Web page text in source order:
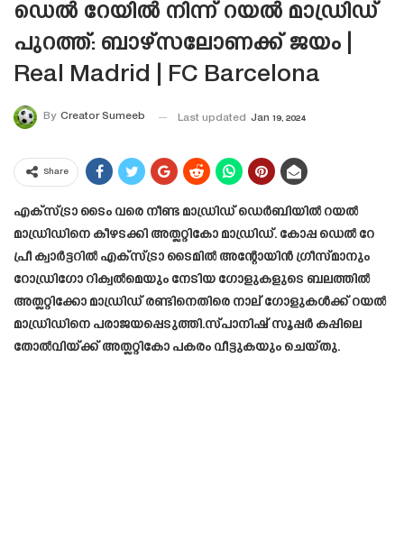
ഡെല്‍ റേയില്‍ നിന്ന് റയല്‍ മാഡ്രിഡ്
പുറത്ത്: ബാഴ്സലോണക്ക് ജയം |
Real Madrid | FC Barcelona
By Creator Sumeeb Last updated Jan 19, 2024
Share
എക്സ്ട്രാ ടൈം വരെ നീണ്ട മാഡ്രിഡ് ഡെർബിയിൽ റയൽ
മാഡ്രിഡിനെ കീഴടക്കി അത്ലറ്റികോ മാഡ്രിഡ്. കോപ്പ ഡെല്‍ റേ
പ്രീ ക്വാർട്ടറിൽ എക്സ്ട്രാ ടൈമിൽ അന്റോയിൻ ഗ്രീസ്മാനും
റോഡ്രിഗോ റിക്വൽമെയും നേടിയ ഗോളുകളുടെ ബലത്തിൽ
അത്ലറ്റിക്കോ മാഡ്രിഡ് രണ്ടിനെതിരെ നാല് ഗോളുകൾക്ക് റയൽ
മാഡ്രിഡിനെ പരാജയപ്പെടുത്തി.സ്‌പാനിഷ് സൂപ്പര്‍ കപ്പിലെ
തോല്‍വിയ്‌ക്ക് അത്ലറ്റികോ പകരം വീട്ടുകയും ചെയ്തു.